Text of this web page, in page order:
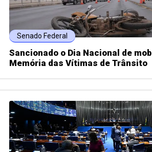
Senado Federal
Sancionado o Dia Nacional de
Memória das Vítimas de Trânsito